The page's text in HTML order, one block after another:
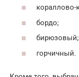
кораллово-
бордо;
бирюзовый;
горчичный.